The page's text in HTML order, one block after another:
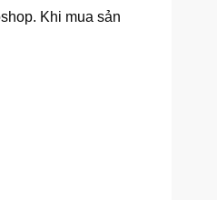
Khi mua sản